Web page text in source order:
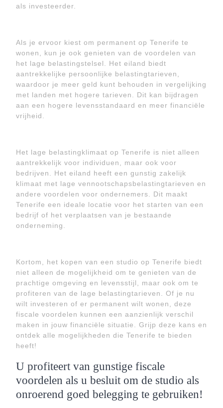
als investeerder.
Als je ervoor kiest om permanent op Tenerife te
wonen, kun je ook genieten van de voordelen van
het lage belastingstelsel. Het eiland biedt
aantrekkelijke persoonlijke belastingtarieven,
waardoor je meer geld kunt behouden in vergelijking
met landen met hogere tarieven. Dit kan bijdragen
aan een hogere levensstandaard en meer financiële
vrijheid.
Het lage belastingklimaat op Tenerife is niet alleen
aantrekkelijk voor individuen, maar ook voor
bedrijven. Het eiland heeft een gunstig zakelijk
klimaat met lage vennootschapsbelastingtarieven en
andere voordelen voor ondernemers. Dit maakt
Tenerife een ideale locatie voor het starten van een
bedrijf of het verplaatsen van je bestaande
onderneming.
Kortom, het kopen van een studio op Tenerife biedt
niet alleen de mogelijkheid om te genieten van de
prachtige omgeving en levensstijl, maar ook om te
profiteren van de lage belastingtarieven. Of je nu
wilt investeren of er permanent wilt wonen, deze
fiscale voordelen kunnen een aanzienlijk verschil
maken in jouw financiële situatie. Grijp deze kans en
ontdek alle mogelijkheden die Tenerife te bieden
heeft!
U profiteert van gunstige fiscale
voordelen als u besluit om de studio als
onroerend goed belegging te gebruiken!